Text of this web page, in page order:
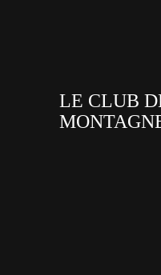
LE CLUB